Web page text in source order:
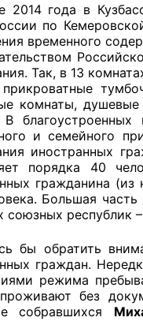
штаб
КО
КО
ОП КО
ЦОН
2014 года в
по
временного
Так, в 13
прикроватные
комнаты,
благоустроенных
и семейного
иностранных
порядка 40
гражданина
Большая
союзных республик
бы обратить
граждан.
режима
без
собравшихся